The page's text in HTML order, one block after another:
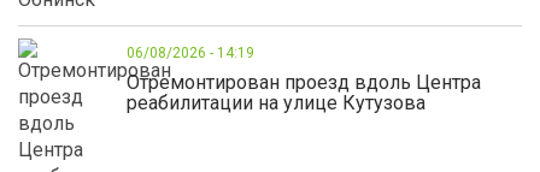
06/08/2026 - 14:19
Отремонтирован проезд вдоль Центра
реабилитации на улице Кутузова